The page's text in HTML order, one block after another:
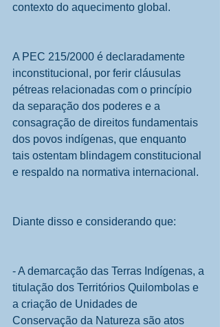
contexto do aquecimento global.
A PEC 215/2000 é declaradamente
inconstitucional, por ferir cláusulas
pétreas relacionadas com o princípio
da separação dos poderes e a
consagração de direitos fundamentais
dos povos indígenas, que enquanto
tais ostentam blindagem constitucional
e respaldo na normativa internacional.
Diante disso e considerando que:
- A demarcação das Terras Indígenas, a
titulação dos Territórios Quilombolas e
a criação de Unidades de
Conservação da Natureza são atos